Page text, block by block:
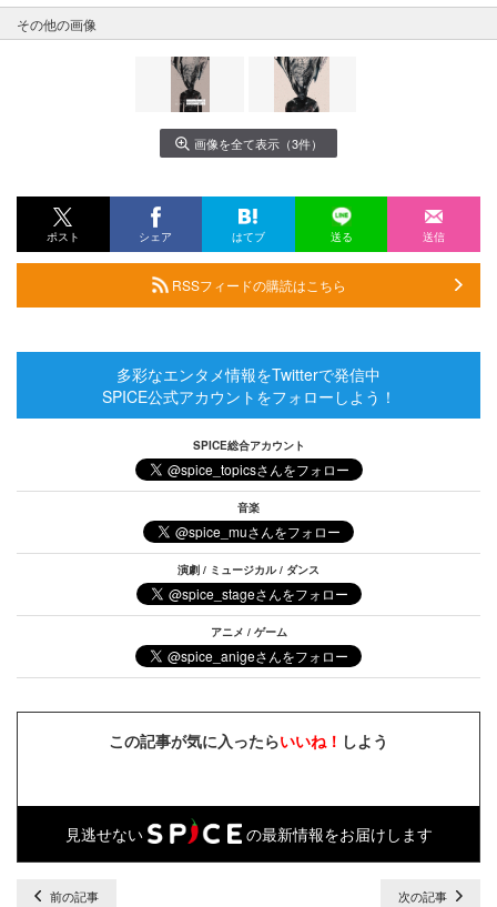
その他の画像
画像を全て表示（3件）
ポスト シェア はてブ 送る 送信
RSSフィードの購読はこちら
多彩なエンタメ情報をTwitterで発信中
SPICE公式アカウントをフォローしよう！
SPICE総合アカウント
音楽
演劇 / ミュージカル / ダンス
アニメ / ゲーム
この記事が気に入ったらいいね！ しよう
見逃せない の最新情報をお届けします
前の記事 次の記事